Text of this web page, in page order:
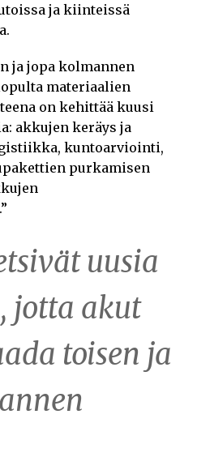
ja kiinteissä
ja jopa kolmannen
materiaalien
on kehittää kuusi
akkujen keräys ja
kuntoarviointi,
purkamisen
uusia
jotta akut
toisen ja